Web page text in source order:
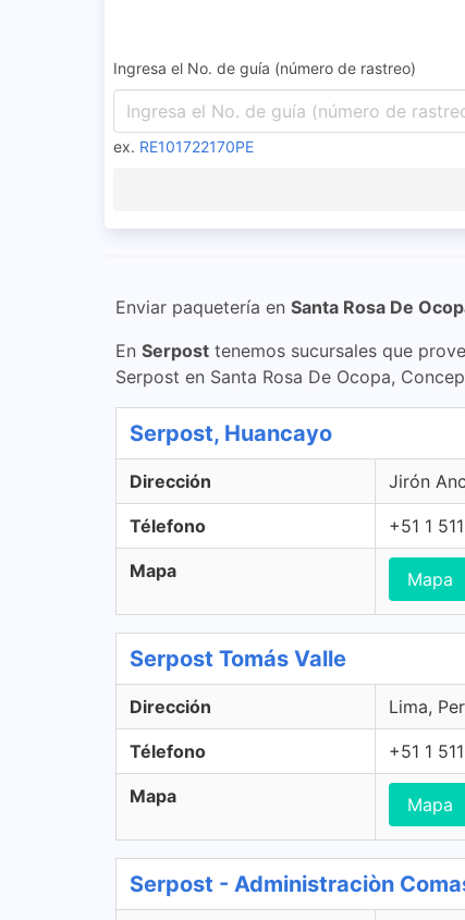
Ingresa el No. de guía (número de rastreo)
ex. RE101722170PE
Enviar paquetería en Santa Rosa De
En Serpost tenemos sucursales que
Serpost en Santa Rosa De Ocopa,
Serpost, Huancayo
Dirección Jirón
Télefono +51 1
Mapa Mapa
Serpost Tomás Valle
Dirección Lima,
Télefono +51 1
Mapa Mapa
Serpost - Administraciòn